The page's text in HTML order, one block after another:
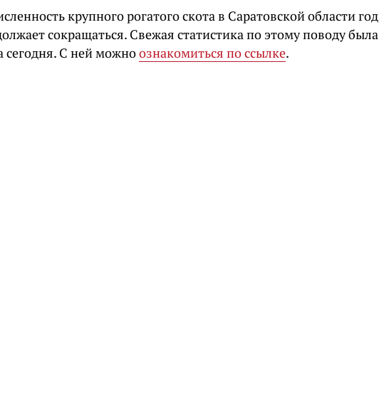
крупного рогатого скота в Саратовской области год
сокращаться. Свежая статистика по этому поводу была
сегодня. С ней можноознакомиться по ссылке.